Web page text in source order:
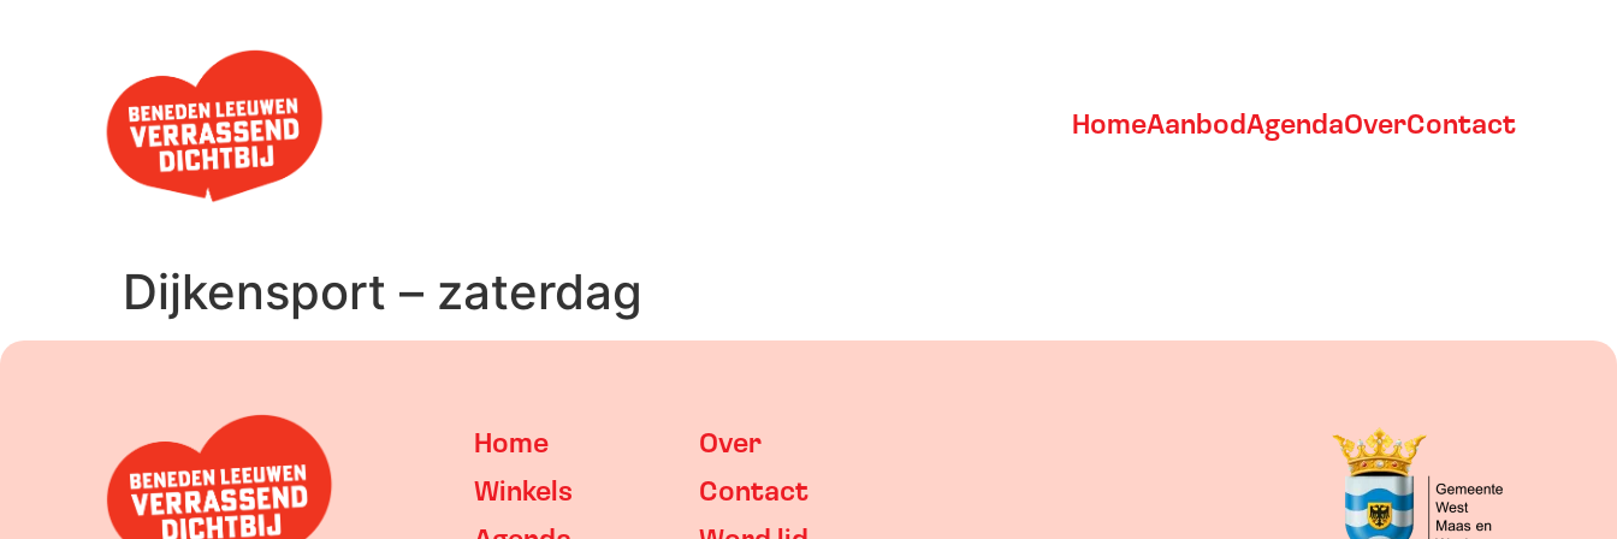
HomeAanbodAgendaOverContact
Dijkensport – zaterdag
Home
Winkels
Over
Contact